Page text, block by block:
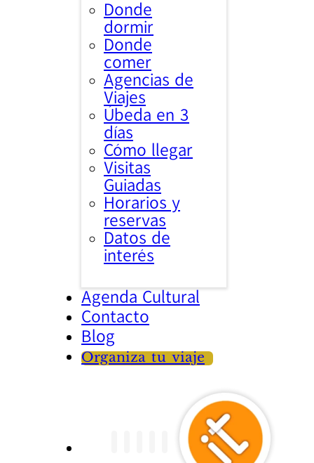
Donde
dormir
Donde
comer
Agencias de
Viajes
Úbeda en 3
días
Cómo llegar
Visitas
Guiadas
Horarios y
reservas
Datos de
interés
Agenda Cultural
Contacto
Blog
Organiza tu viaje